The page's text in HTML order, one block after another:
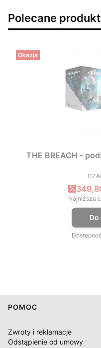
Polecane
Okazja
THE BREACH -
Cena
Najniższa
Do
Linki w stopce
POMOC
Zwroty i reklamacje
Odstąpienie od umowy